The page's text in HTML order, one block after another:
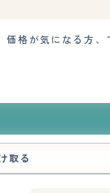
価格が気になる方、
取る